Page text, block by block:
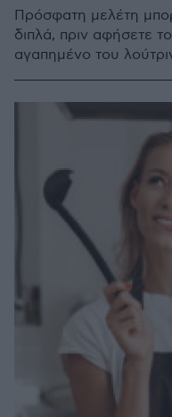
Πρόσφατη μελέτη
διπλά, πριν αφήσετε
αγαπημένο του